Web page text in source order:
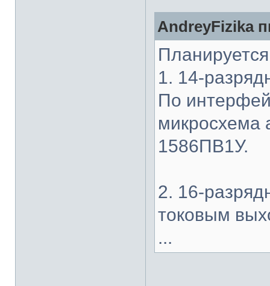
AndreyFizika
1. 14-
По
микросхема
1586ПВ1У.
2. 16-
токовым
...